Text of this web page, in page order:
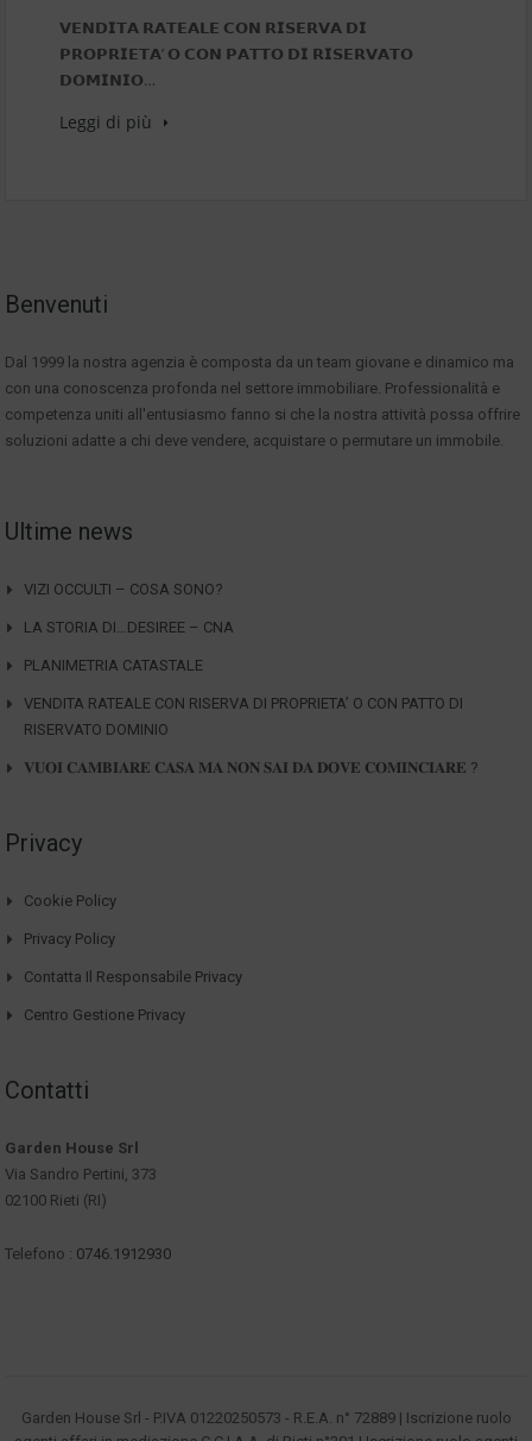
𝗩𝗘𝗡𝗗𝗜𝗧𝗔 𝗥𝗔𝗧𝗘𝗔𝗟𝗘 𝗖𝗢𝗡 𝗥𝗜𝗦𝗘𝗥𝗩𝗔 𝗗𝗜
𝗣𝗥𝗢𝗣𝗥𝗜𝗘𝗧𝗔’ 𝗢 𝗖𝗢𝗡 𝗣𝗔𝗧𝗧𝗢 𝗗𝗜 𝗥𝗜𝗦𝗘𝗥𝗩𝗔𝗧𝗢
𝗗𝗢𝗠𝗜𝗡𝗜𝗢…
Leggi di più
Benvenuti
Dal 1999 la nostra agenzia è composta da un team giovane e dinamico ma
con una conoscenza profonda nel settore immobiliare. Professionalità e
competenza uniti all'entusiasmo fanno si che la nostra attività possa offrire
soluzioni adatte a chi deve vendere, acquistare o permutare un immobile.
Ultime news
VIZI OCCULTI – COSA SONO?
LA STORIA DI…DESIREE – CNA
PLANIMETRIA CATASTALE
VENDITA RATEALE CON RISERVA DI PROPRIETA’ O CON PATTO DI
RISERVATO DOMINIO
𝐕𝐔𝐎𝐈 𝐂𝐀𝐌𝐁𝐈𝐀𝐑𝐄 𝐂𝐀𝐒𝐀 𝐌𝐀 𝐍𝐎𝐍 𝐒𝐀𝐈 𝐃𝐀 𝐃𝐎𝐕𝐄 𝐂𝐎𝐌𝐈𝐍𝐂𝐈𝐀𝐑𝐄 ?
Privacy
Cookie Policy
Privacy Policy
Contatta Il Responsabile Privacy
Centro Gestione Privacy
Contatti
Garden House Srl
Via Sandro Pertini, 373
02100 Rieti (RI)
Telefono : 0746.1912930
Garden House Srl - P.IVA 01220250573 - R.E.A. n° 72889 | Iscrizione ruolo